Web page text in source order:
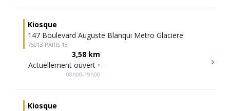
Kiosque
147 Boulevard Auguste Blanqui Metro Glaciere
75013 PARIS 13
3,58 km
Actuellement ouvert •
08h00-19h00
Kiosque